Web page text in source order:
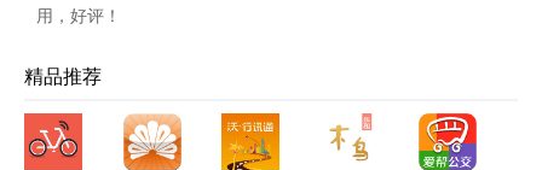
用，好评！
精品推荐